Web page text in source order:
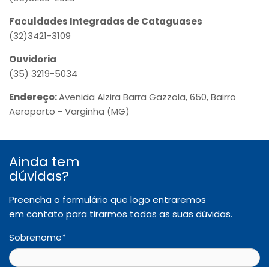
Faculdades Integradas de Cataguases
(32)3421-3109
Ouvidoria
(35) 3219-5034
Endereço:Avenida Alzira Barra Gazzola, 650, Bairro
Aeroporto - Varginha (MG)
Ainda tem
dúvidas?
Preencha o formulário que logo entraremos
em contato para tirarmos todas as suas dúvidas.
Sobrenome*